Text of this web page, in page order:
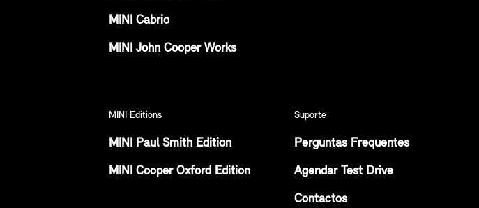
MINI Cabrio
MINI John Cooper Works
MINI Editions
MINI Paul Smith Edition
MINI Cooper Oxford Edition
Suporte
Perguntas Frequentes
Agendar Test Drive
Contactos